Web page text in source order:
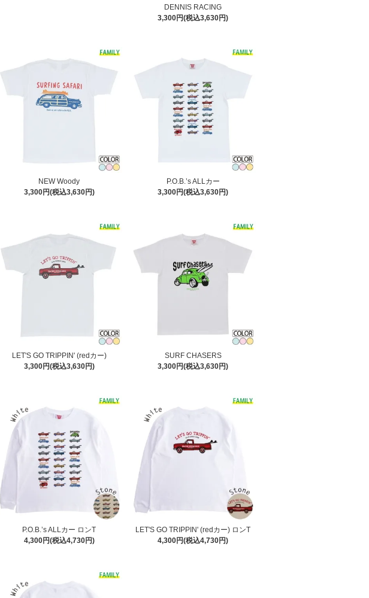
DENNIS RACING
3,300円(税込3,630円)
NEW Woody
3,300円(税込3,630円)
P.O.B.’s ALLカー
3,300円(税込3,630円)
LET'S GO TRIPPIN' (redカー)
3,300円(税込3,630円)
SURF CHASERS
3,300円(税込3,630円)
P.O.B.’s ALLカー ロンT
4,300円(税込4,730円)
LET'S GO TRIPPIN' (redカー) ロンT
4,300円(税込4,730円)